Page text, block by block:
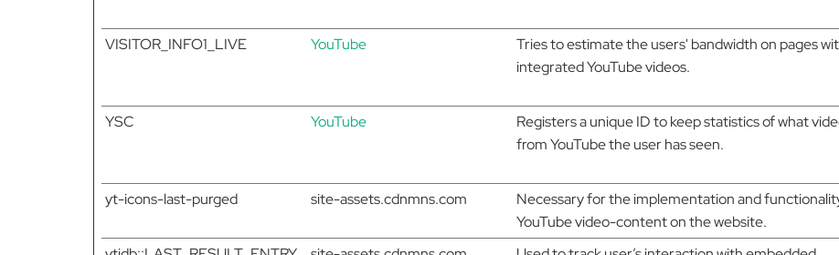
VISITOR_INFO1_LIVE
YouTube
Tries to estimate the users' bandwidth on pages
integrated YouTube videos.
YSC
YouTube
Registers a unique ID to keep statistics of what
from YouTube the user has seen.
yt-icons-last-purged
site-assets.cdnmns.com
Necessary for the implementation and
YouTube video-content on the website.